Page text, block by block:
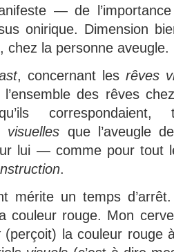
— de
onirique. Dimension
chez la personne aveugle.
, concernant les rêves
des rêves
visuelles que l’aveugle
lui — comme pour
.
mérite un temps
couleur rouge. Mon
(perçoit) la couleur rouge